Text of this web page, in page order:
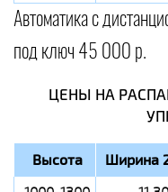
Автоматика с
под ключ 45 000 р.
ЦЕНЫ НА
Высота Ширина